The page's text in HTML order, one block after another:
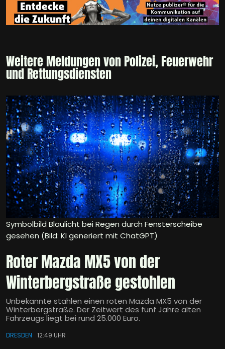
Weitere Meldungen von Polizei, Feuerwehr
und Rettungsdiensten
Symbolbild Blaulicht bei Regen durch Fensterscheibe
gesehen (Bild: KI generiert mit ChatGPT)
Roter Mazda MX5 von der
Winterbergstraße gestohlen
Unbekannte stahlen einen roten Mazda MX5 von der
Winterbergstraße. Der Zeitwert des fünf Jahre alten
Fahrzeugs liegt bei rund 25.000 Euro.
DRESDEN 12:49 UHR